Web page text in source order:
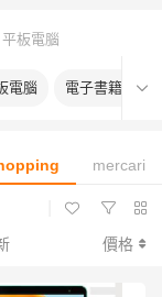
板電腦
電腦 電子書籍領導
mercari
價格